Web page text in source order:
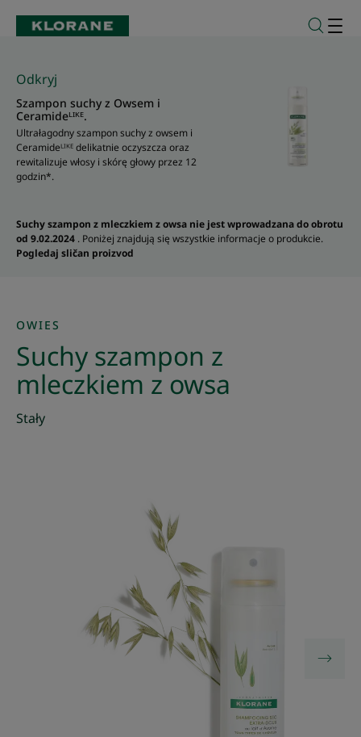
Suchy szampon z mleczkiem z owsa nie jest wprowadzana do obrotu
od 9.02.2024 . Poniżej znajdują się wszystkie informacje o produkcie.
Pogledaj sličan proizvod
Odkryj
Szampon suchy z Owsem i
Ceramideᴸᴵᴷᴱ.
Ultrałagodny szampon suchy z owsem i
Ceramideᴸᴵᴷᴱ delikatnie oczyszcza oraz
rewitalizuje włosy i skórę głowy przez 12
godzin*.
OWIES
Suchy szampon z
mleczkiem z owsa
Stały